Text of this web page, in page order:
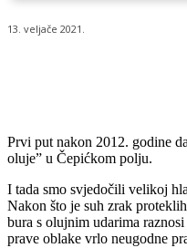
13. veljače 2021.
Prvi put nakon 2012. godine
oluje” u Čepićkom polju.
I tada smo svjedočili velikoj
Nakon što je suh zrak
bura s olujnim udarima
prave oblake vrlo neugodne